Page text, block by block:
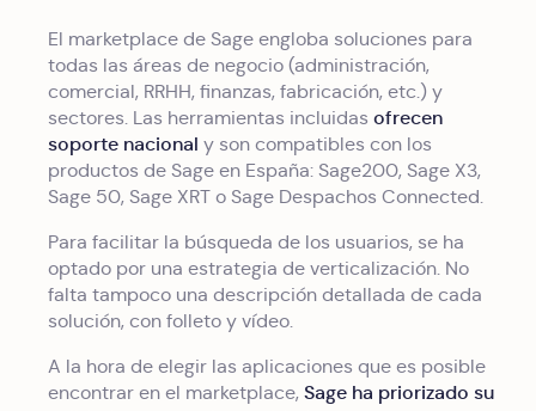
El marketplace de Sage engloba soluciones para
todas las áreas de negocio (administración,
comercial, RRHH, finanzas, fabricación, etc.) y
sectores. Las herramientas incluidas ofrecen
soporte nacional y son compatibles con los
productos de Sage en España: Sage200, Sage X3,
Sage 50, Sage XRT o Sage Despachos Connected.
Para facilitar la búsqueda de los usuarios, se ha
optado por una estrategia de verticalización. No
falta tampoco una descripción detallada de cada
solución, con folleto y vídeo.
A la hora de elegir las aplicaciones que es posible
encontrar en el marketplace, Sage ha priorizado su